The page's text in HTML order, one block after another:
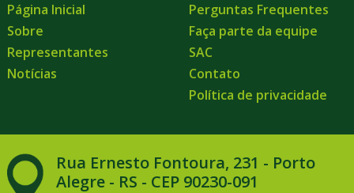
Página Inicial
Sobre
Representantes
Notícias
Perguntas Frequentes
Faça parte da equipe
SAC
Contato
Política de privacidade
Rua Ernesto Fontoura, 231 - Porto
Alegre - RS - CEP 90230-091